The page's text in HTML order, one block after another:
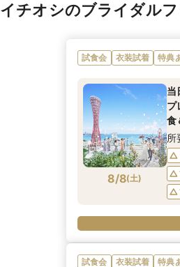
イチオシのブライダル
試食会 衣装試着 特典
8/8(土)
当
プ
食
所
試食会 衣装試着 特典